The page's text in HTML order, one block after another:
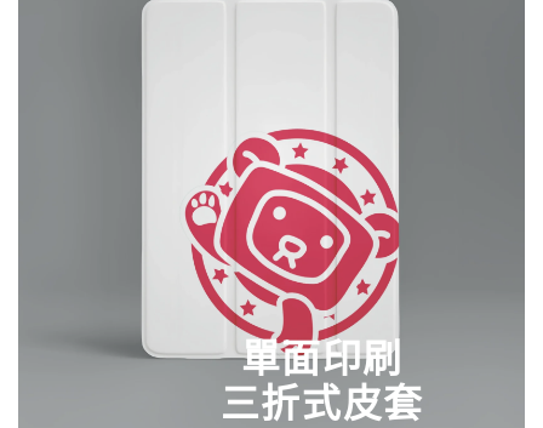
單面印刷
三折式皮套